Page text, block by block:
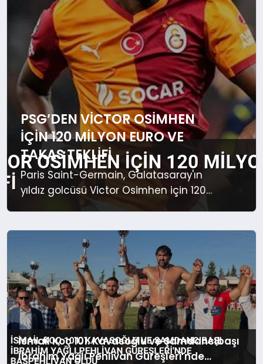
MAGAZIN
SAĞLIK
SIYASET
SPOR
TEKNOLOJI
PSG’DEN VICTOR OSIMHEN
İÇIN 120 MILYON EURO VE
TAKAS TEKLIFI
Paris Saint-Germain, Galatasaray'ın
yıldız golcüsü Victor Osimhen için 120
milyon Euro ve takas içeren tarihi bir
hareketlendi.
İsmail Koç 101. Kavasoğlu ve Şamdancıbaşı
İbrahim Yağlı Pehlivan Güreşleri’nde